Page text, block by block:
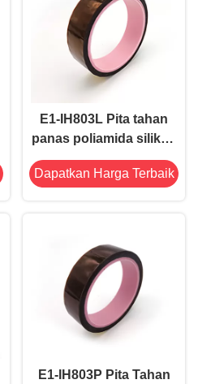
E1-IH803L Pita tahan
panas poliamida silikon
hitam Pita antistatik
ESD
Dapatkan Harga Terbaik
E1-IH803P Pita Tahan